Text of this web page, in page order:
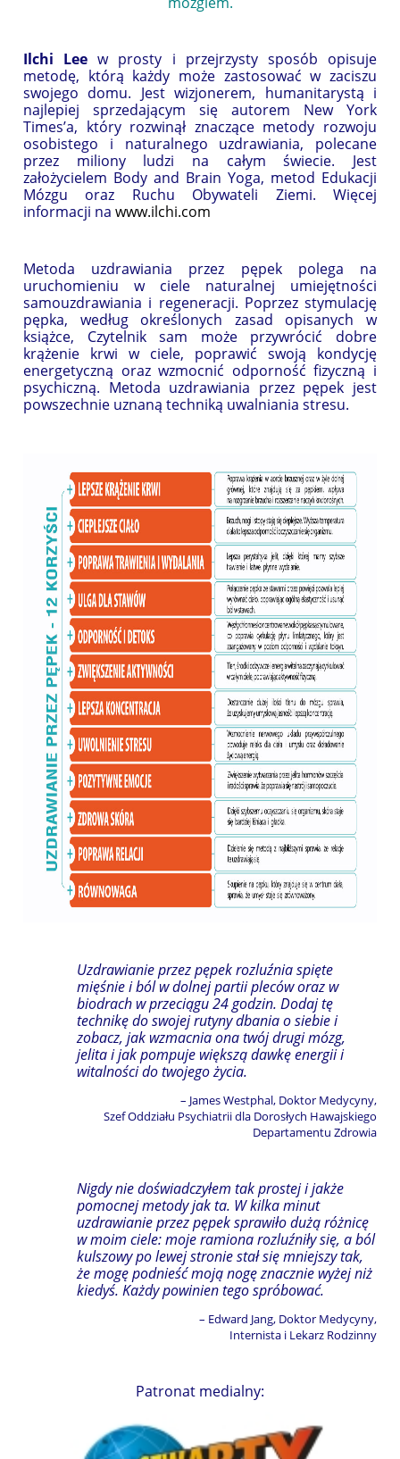
Ilchi Lee w prosty i przejrzysty sposób opisuje
metodę, którą każdy może zastosować w zaciszu
swojego domu. Jest wizjonerem, humanitarystą i
najlepiej sprzedającym się autorem New York
Times’a, który rozwinął znaczące metody rozwoju
osobistego i naturalnego uzdrawiania, polecane
przez miliony ludzi na całym świecie. Jest
założycielem Body and Brain Yoga, metod Edukacji
Mózgu oraz Ruchu Obywateli Ziemi. Więcej
informacji na www.ilchi.com
Metoda uzdrawiania przez pępek polega na
uruchomieniu w ciele naturalnej umiejętności
samouzdrawiania i regeneracji. Poprzez stymulację
pępka, według określonych zasad opisanych w
książce, Czytelnik sam może przywrócić dobre
krążenie krwi w ciele, poprawić swoją kondycję
energetyczną oraz wzmocnić odporność fizyczną i
psychiczną. Metoda uzdrawiania przez pępek jest
powszechnie uznaną techniką uwalniania stresu.
Uzdrawianie przez pępek rozluźnia spięte
mięśnie i ból w dolnej partii pleców oraz w
biodrach w przeciągu 24 godzin. Dodaj tę
technikę do swojej rutyny dbania o siebie i
zobacz, jak wzmacnia ona twój drugi mózg,
jelita i jak pompuje większą dawkę energii i
witalności do twojego życia.
– James Westphal, Doktor Medycyny,
Szef Oddziału Psychiatrii dla Dorosłych Hawajskiego
Departamentu Zdrowia
Nigdy nie doświadczyłem tak prostej i jakże
pomocnej metody jak ta. W kilka minut
uzdrawianie przez pępek sprawiło dużą różnicę
w moim ciele: moje ramiona rozluźniły się, a ból
kulszowy po lewej stronie stał się mniejszy tak,
że mogę podnieść moją nogę znacznie wyżej niż
kiedyś. Każdy powinien tego spróbować.
– Edward Jang, Doktor Medycyny,
Internista i Lekarz Rodzinny
Patronat medialny: